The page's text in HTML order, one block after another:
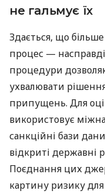
не гальмує їх
Здається, що
процес —
процедури
ухвалювати
припущень. Для
використовує
санкційні бази
відкриті державні
Поєднання цих
картину ризику